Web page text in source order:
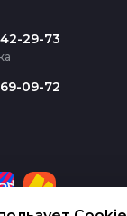
29-73
09-72